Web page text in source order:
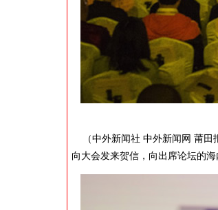
（中外新闻社 中外新闻网 莆田
向大会发来贺信，向出席论坛的